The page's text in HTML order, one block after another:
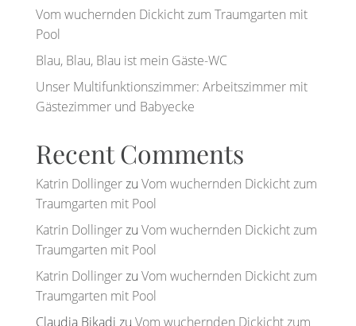
Vom wuchernden Dickicht zum Traumgarten mit
Pool
Blau, Blau, Blau ist mein Gäste-WC
Unser Multifunktionszimmer: Arbeitszimmer mit
Gästezimmer und Babyecke
Recent Comments
Katrin Dollingerzu Vom wuchernden Dickicht zum
Traumgarten mit Pool
Katrin Dollingerzu Vom wuchernden Dickicht zum
Traumgarten mit Pool
Katrin Dollingerzu Vom wuchernden Dickicht zum
Traumgarten mit Pool
Claudia Bikadi zu Vom wuchernden Dickicht zum